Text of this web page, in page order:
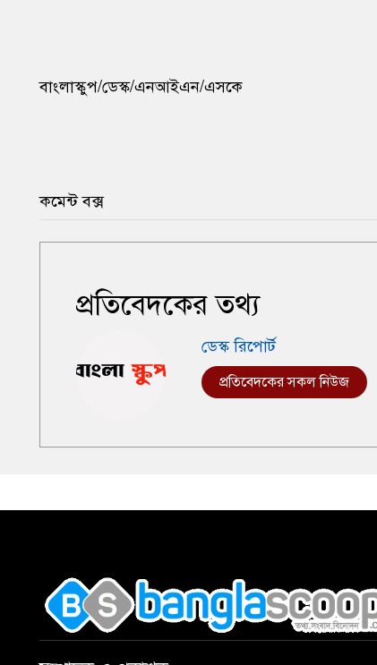
বাংলাস্কুপ/ডেস্ক/এনআইএন/এসকে
কমেন্ট বক্স
প্রতিবেদকের তথ্য
ডেস্ক রিপোর্ট
প্রতিবেদকের সকল নিউজ